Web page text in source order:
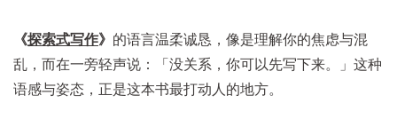
《探索式写作》 的语言温柔诚恳，像是理解你的焦虑与混
乱，而在一旁轻声说：「没关系，你可以先写下来。」这种
语感与姿态，正是这本书最打动人的地方。